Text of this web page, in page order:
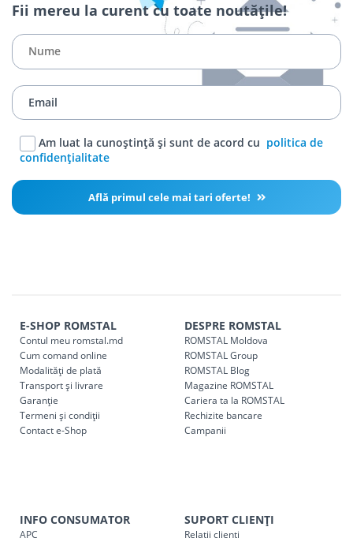
Fii mereu la curent cu toate noutățile!
Am luat la cunoștință și sunt de acord cu politica de
confidențialitate
Află primul cele mai tari oferte!
E-SHOP ROMSTAL
Contul meu romstal.md
Cum comand online
Modalități de plată
Transport și livrare
Garanție
Termeni și condiții
Contact e-Shop
DESPRE ROMSTAL
ROMSTAL Moldova
ROMSTAL Group
ROMSTAL Blog
Magazine ROMSTAL
Cariera ta la ROMSTAL
Rechizite bancare
Campanii
INFO CONSUMATOR
APC
SUPORT CLIENȚI
Relații clienți